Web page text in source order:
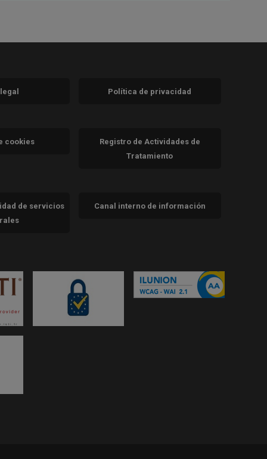
Política de privacidad
cookies
Registro de Actividades de
Tratamiento
de servicios
Canal interno de información